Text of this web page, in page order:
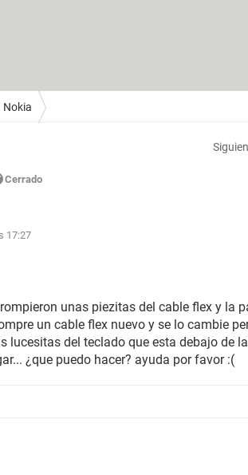
Nokia
Cerrado
17:27
unas piezitas del cable flex y la
un cable flex nuevo y se lo cambie
lucesitas del teclado que esta debajo de
¿que puedo hacer? ayuda por favor :(